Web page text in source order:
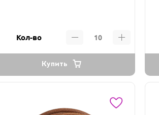
Кол-во
Купить